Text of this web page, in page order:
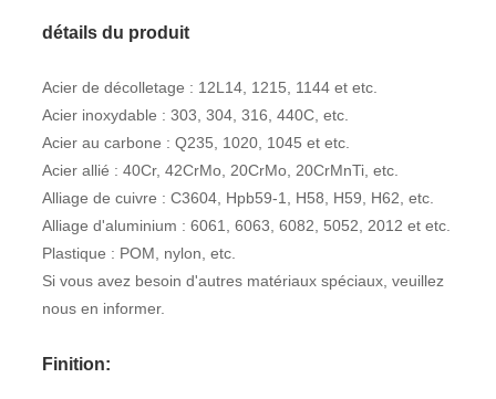
détails du produit
Acier de décolletage : 12L14, 1215, 1144 et etc.
Acier inoxydable : 303, 304, 316, 440C, etc.
Acier au carbone : Q235, 1020, 1045 et etc.
Acier allié : 40Cr, 42CrMo, 20CrMo, 20CrMnTi, etc.
Alliage de cuivre : C3604, Hpb59-1, H58, H59, H62, etc.
Alliage d'aluminium : 6061, 6063, 6082, 5052, 2012 et etc.
Plastique : POM, nylon, etc.
Si vous avez besoin d'autres matériaux spéciaux, veuillez
nous en informer.
Finition: